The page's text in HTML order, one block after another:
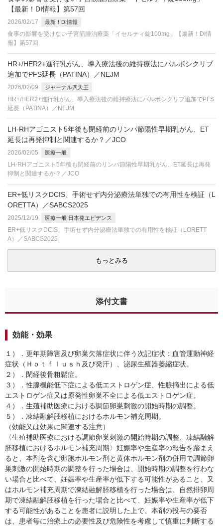
【最新！DI情報】第57回
2026/02/17 最新！DI情報
食事の影響を受けない子宮筋腫治療薬「イセルティ錠100mg」【最新！DI情
報】第57回
HR+/HER2+進行乳がん、導入療法後の維持療法にパルボシクリブ
追加でPFS延長（PATINA）／NEJM
2026/02/09 ジャーナル四天王
HR+/HER2+進行乳がん、導入療法後の維持療法にパルボシクリブ追加でPFS
延長（PATINA）／NEJM
LH-RHアゴニスト5年後も閉経前のリンパ節陽性早期乳がん、ET
延長は再発抑制と関連するか？／JCO
2026/02/05 医療一般
LH-RHアゴニスト5年後も閉経前のリンパ節陽性早期乳がん、ET延長は再発
抑制と関連するか？／JCO
ER+低リスクDCIS、手術せず内分泌療法単独での有用性を検証（L
ORETTA）／SABCS2025
2025/12/19 医療一般 日本発エビデンス
ER+低リスクDCIS、手術せず内分泌療法単独での有用性を検証（LORETT
A）／SABCS2025
もっとみる
添付文書
効能・効果
１）．更年期障害及び卵巣欠落症状に伴う次記症状：血管運動神経
症状（Ｈｏｔｆｌｕｓｈ及び発汗）、泌尿生殖器萎縮症状。
２）．閉経後骨粗鬆症。
３）．性腺機能低下症による低エストロゲン症、性腺摘出による低
エストロゲン症又は原発性卵巣不全による低エストロゲン症。
４）．生殖補助医療における調節卵巣刺激の開始時期の調整。
５）．凍結融解胚移植におけるホルモン補充周期。
（効能又は効果に関連する注意）
〈生殖補助医療における調節卵巣刺激の開始時期の調整、凍結融解
胚移植におけるホルモン補充周期〉妊娠率や生産率の報告を踏まえ
ると、本剤を含む卵胞ホルモン剤と黄体ホルモン剤の併用で調節卵
巣刺激の開始時期の調整を行った場合は、開始時期の調整を行わな
い場合と比べて、妊娠率や生産率が低下する可能性があること、又
はホルモン補充周期で凍結融解胚移植を行った場合は、自然排卵周
期で凍結融解胚移植を行った場合と比べて、妊娠率や生産率が低下
する可能性があることを患者に説明した上で、本剤の投与の要否
は、患者毎に治療上の必要性及び危険性を考慮して慎重に判断する